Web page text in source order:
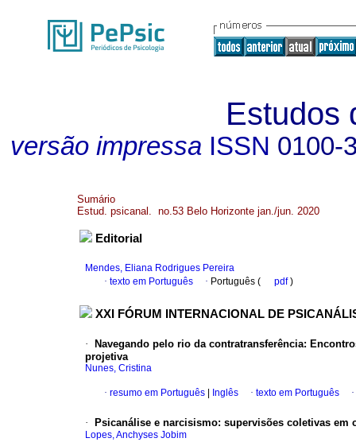
Estudos
versão impressa ISSN 0100-
Sumário
Estud. psicanal. no.53 Belo Horizonte jan./jun. 2020
Editorial
Mendes, Eliana Rodrigues Pereira
· texto em Português · Português ( pdf)
XXI FÓRUM INTERNACIONAL DE
· Navegando pelo rio da contratransferência:
projetiva
Nunes, Cristina
· resumo em Português Inglês · texto em Português ·
· Psicanálise e narcisismo: supervisões coletivas em
Lopes, Anchyses Jobim